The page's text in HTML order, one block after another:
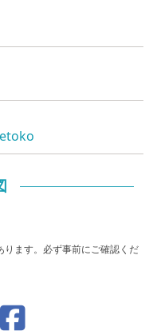
ます。必ず事前にご確認くだ